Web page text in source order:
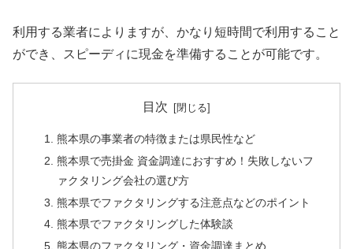
利用する業者によりますが、かなり短時間で利用すること
ができ、スピーディに現金を準備することが可能です。
目次
熊本県の事業者の特徴または県民性など
熊本県で売掛金 資金調達におすすめ！失敗しないフ
ァクタリング会社の選び方
熊本県でファクタリングする注意点などのポイント
熊本県でファクタリングした体験談
熊本県のファクタリング・資金調達まとめ